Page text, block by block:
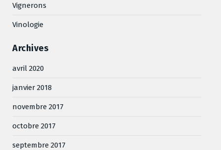
Vignerons
Vinologie
Archives
avril 2020
janvier 2018
novembre 2017
octobre 2017
septembre 2017